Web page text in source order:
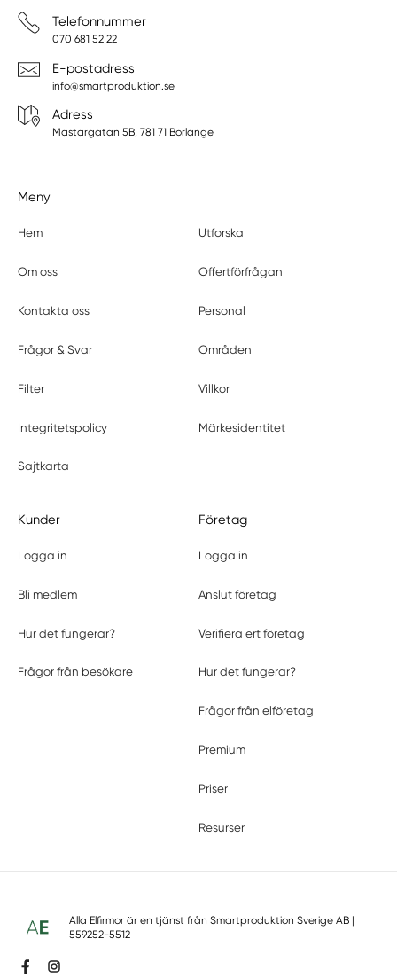
Telefonnummer
070 681 52 22
E-postadress
info@smartproduktion.se
Adress
Mästargatan 5B, 781 71 Borlänge
Meny
Hem Utforska
Om oss Offertförfrågan
Kontakta oss Personal
Frågor & Svar Områden
Filter Villkor
Integritetspolicy Märkesidentitet
Sajtkarta
Kunder
Logga in
Bli medlem
Hur det fungerar?
Frågor från besökare
Företag
Logga in
Anslut företag
Verifiera ert företag
Hur det fungerar?
Frågor från elföretag
Premium
Priser
Resurser
Alla Elfirmor är en tjänst från Smartproduktion Sverige AB|
559252-5512